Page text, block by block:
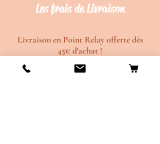
Les frais de Livraison
Livraison en Point Relay offerte dès
45€ d'achat !